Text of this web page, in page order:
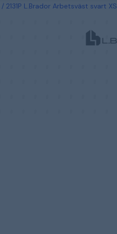
2131P L.Brador Arbetsväst svart XS